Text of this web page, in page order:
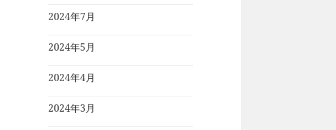
2024年7月
2024年5月
2024年4月
2024年3月